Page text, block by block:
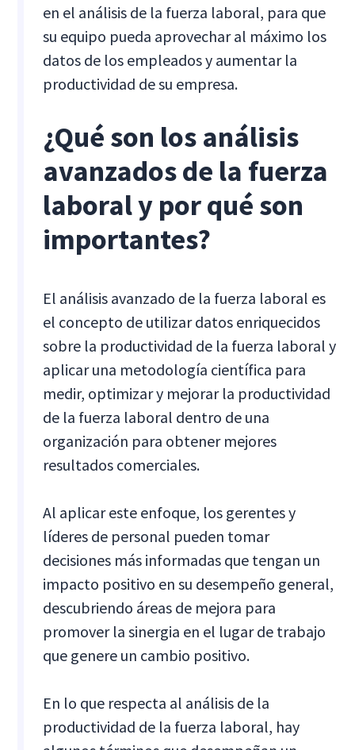
en el análisis de la fuerza laboral, para que
su equipo pueda aprovechar al máximo los
datos de los empleados y aumentar la
productividad de su empresa.
¿Qué son los análisis
avanzados de la fuerza
laboral y por qué son
importantes?
El análisis avanzado de la fuerza laboral es
el concepto de utilizar datos enriquecidos
sobre la productividad de la fuerza laboral y
aplicar una metodología científica para
medir, optimizar y mejorar la productividad
de la fuerza laboral dentro de una
organización para obtener mejores
resultados comerciales.
Al aplicar este enfoque, los gerentes y
líderes de personal pueden tomar
decisiones más informadas que tengan un
impacto positivo en su desempeño general,
descubriendo áreas de mejora para
promover la sinergia en el lugar de trabajo
que genere un cambio positivo.
En lo que respecta al análisis de la
productividad de la fuerza laboral, hay